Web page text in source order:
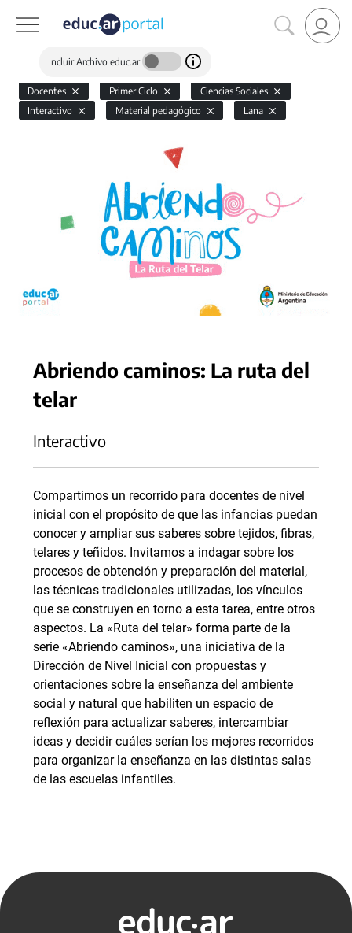
Incluir Archivo educ.ar
Docentes Primer Ciclo
Ciencias Sociales
Interactivo
Material pedagógico Lana
Abriendo caminos: La ruta del
telar
Interactivo
Compartimos un recorrido para docentes de nivel
inicial con el propósito de que las infancias puedan
conocer y ampliar sus saberes sobre tejidos, fibras,
telares y teñidos. Invitamos a indagar sobre los
procesos de obtención y preparación del material,
las técnicas tradicionales utilizadas, los vínculos
que se construyen en torno a esta tarea, entre otros
aspectos. La «Ruta del telar» forma parte de la
serie «Abriendo caminos», una iniciativa de la
Dirección de Nivel Inicial con propuestas y
orientaciones sobre la enseñanza del ambiente
social y natural que habiliten un espacio de
reflexión para actualizar saberes, intercambiar
ideas y decidir cuáles serían los mejores recorridos
para organizar la enseñanza en las distintas salas
de las escuelas infantiles.